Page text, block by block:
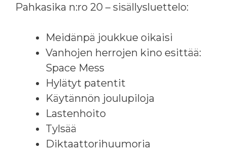
Pahkasika n:ro 20 – sisällysluettelo:
Meidänpä joukkue oikaisi
Vanhojen herrojen kino esittää:
Space Mess
Hylätyt patentit
Käytännön joulupiloja
Lastenhoito
Tylsää
Diktaattorihuumoria